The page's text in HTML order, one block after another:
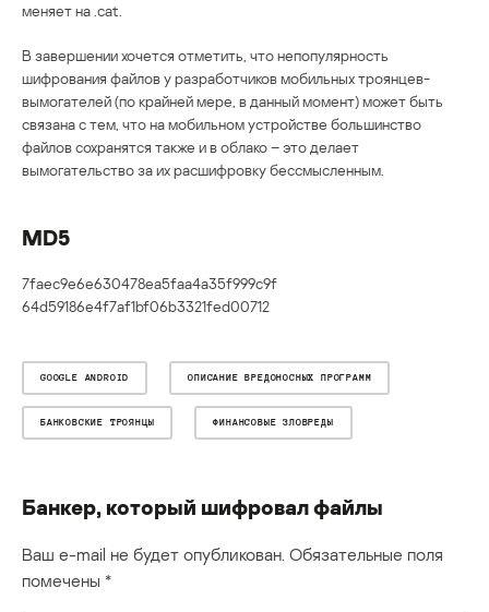
меняет на .cat.
В завершении хочется отметить, что непопулярность
шифрования файлов у разработчиков мобильных троянцев-
вымогателей (по крайней мере, в данный момент) может быть
связана с тем, что на мобильном устройстве большинство
файлов сохранятся также и в облако – это делает
вымогательство за их расшифровку бессмысленным.
MD5
7faec9e6e630478ea5faa4a35f999c9f
64d59186e4f7af1bf06b3321fed00712
GOOGLE ANDROID ОПИСАНИЕ ВРЕДОНОСНЫХ ПРОГРАММ
БАНКОВСКИЕ ТРОЯНЦЫ ФИНАНСОВЫЕ ЗЛОВРЕДЫ
Банкер, который шифровал файлы
Ваш e-mail не будет опубликован. Обязательные поля
помечены *